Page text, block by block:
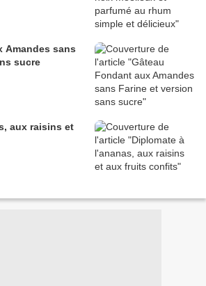
Amandes sans
sucre
aux raisins et